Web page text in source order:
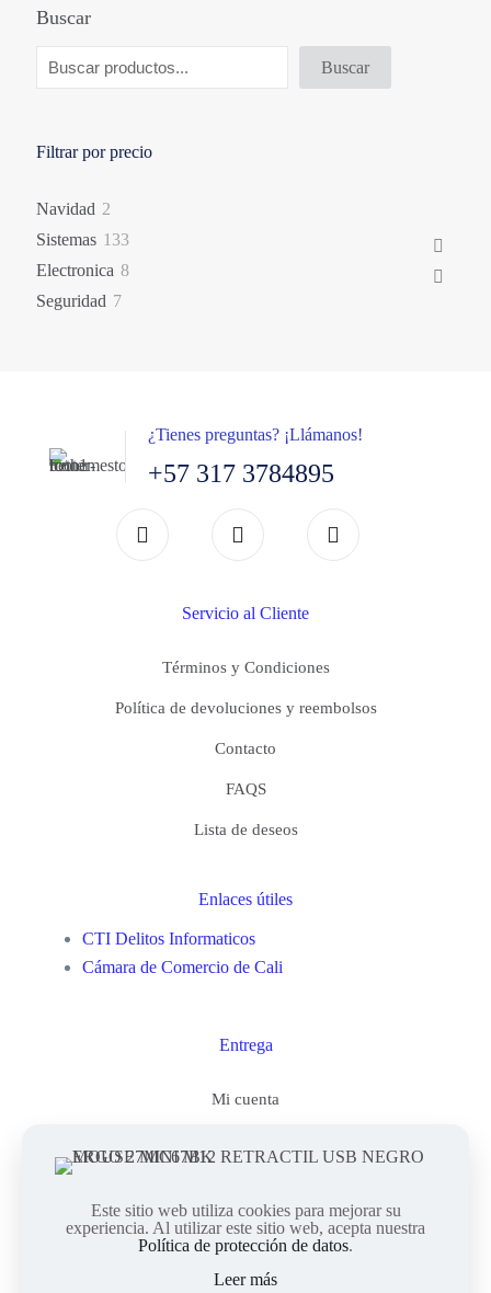
Buscar
Buscar
Filtrar por precio
Navidad 2
Sistemas 133133
Electronica 88
Seguridad 77
¿Tienes preguntas? ¡Llámanos!
+57 317 3784895
Servicio al Cliente
Términos y Condiciones
Política de devoluciones y reembolsos
Contacto
FAQS
Lista de deseos
Enlaces útiles
CTI Delitos Informaticos
Cámara de Comercio de Cali
Entrega
Mi cuenta
© 2023Computienda Electrónica. Todos los Derechos
Reservados. || Implementado porAndrés Escobar
Este sitio web utiliza cookies para mejorar su
experiencia. Al utilizar este sitio web, acepta nuestra
Política de protección de datos.
Leer más